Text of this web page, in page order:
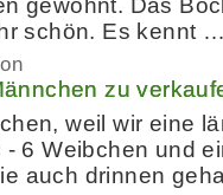
schön. Es kennt …
zu
weil wir eine
6 Weibchen und
auch drinnen